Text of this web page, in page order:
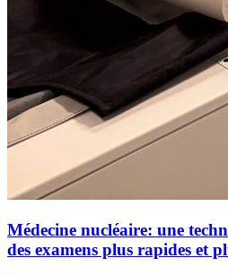
Médecine nucléaire: une
des examens plus rapides et